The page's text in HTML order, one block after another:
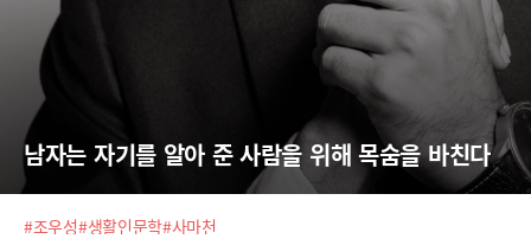
남자는 자기를 알아 준 사람을 위해 목숨을 바친다
#조우성#생활인문학#사마천